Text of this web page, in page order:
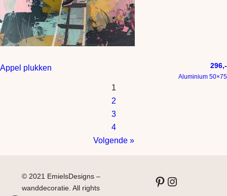
Appel plukken 296,-
Aluminium 50×75
1
2
3
4
Volgende »
© 2021 EmielsDesigns –
wanddecoratie. All rights
Pinterest Instagram